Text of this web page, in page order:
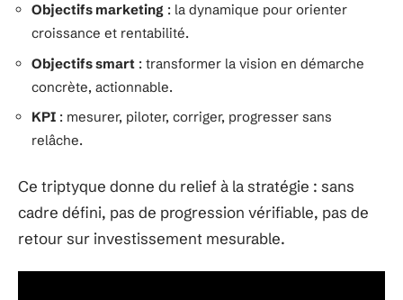
Objectifs marketing : la dynamique pour orienter
croissance et rentabilité.
Objectifs smart : transformer la vision en démarche
concrète, actionnable.
KPI : mesurer, piloter, corriger, progresser sans
relâche.
Ce triptyque donne du relief à la stratégie : sans
cadre défini, pas de progression vérifiable, pas de
retour sur investissement mesurable.